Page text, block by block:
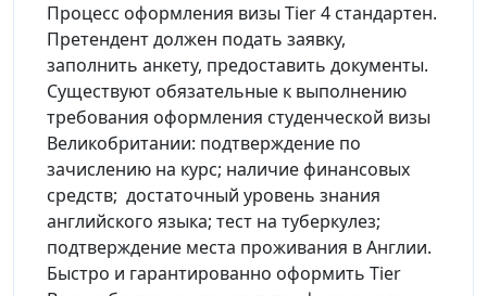
Процесс оформления визы Tier 4 стандартен.
Претендент должен подать заявку,
заполнить анкету, предоставить документы.
Существуют обязательные к выполнению
требования оформления студенческой визы
Великобритании: подтверждение по
зачислению на курс; наличие финансовых
средств; достаточный уровень знания
английского языка; тест на туберкулез;
подтверждение места проживания в Англии.
Быстро и гарантированно оформить Tier